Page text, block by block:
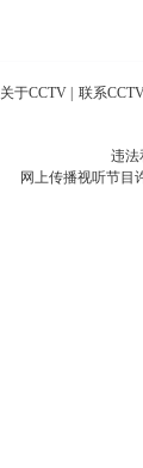
关于CCTV 联系
违法
网上传播视听节目